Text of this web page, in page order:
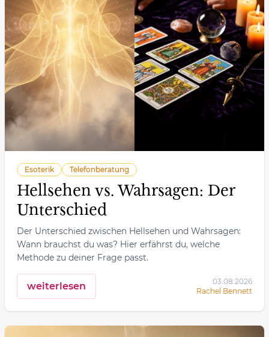
Esoterik Telefonberatung
Hellsehen vs. Wahrsagen: Der
Unterschied
Der Unterschied zwischen Hellsehen und Wahrsagen:
Wann brauchst du was? Hier erfährst du, welche
Methode zu deiner Frage passt.
weiterlesen
03.08.2026
Rachel Bennett